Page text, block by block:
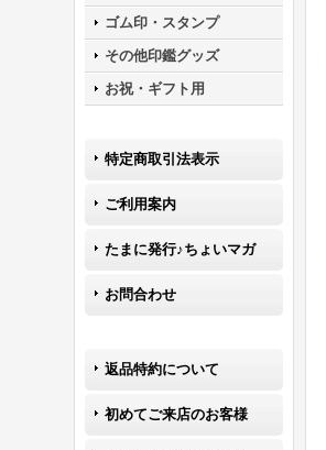
ゴム印・スタンプ
その他印鑑グッズ
お祝・ギフト用
特定商取引法表示
ご利用案内
たまに発行♪ちょいマガ
お問合わせ
返品特約について
初めてご来店のお客様